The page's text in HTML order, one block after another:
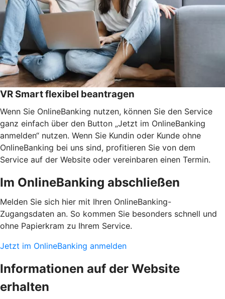
VR Smart flexibel beantragen
Wenn Sie OnlineBanking nutzen, können Sie den Service
ganz einfach über den Button „Jetzt im OnlineBanking
anmelden“ nutzen. Wenn Sie Kundin oder Kunde ohne
OnlineBanking bei uns sind, profitieren Sie von dem
Service auf der Website oder vereinbaren einen Termin.
Im OnlineBanking abschließen
Melden Sie sich hier mit Ihren OnlineBanking-
Zugangsdaten an. So kommen Sie besonders schnell und
ohne Papierkram zu Ihrem Service.
Jetzt im OnlineBanking anmelden
Informationen auf der Website
erhalten